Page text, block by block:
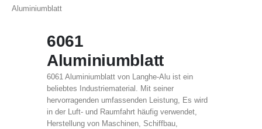
6061
Aluminiumblatt
6061 Aluminiumblatt von Langhe-Alu ist ein
beliebtes Industriematerial. Mit seiner
hervorragenden umfassenden Leistung, Es wird
in der Luft- und Raumfahrt häufig verwendet,
Herstellung von Maschinen, Schiffbau,